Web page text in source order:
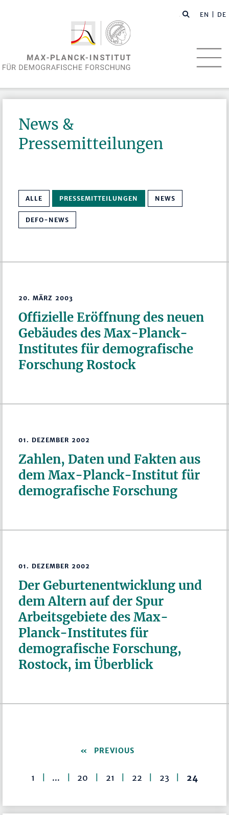
EN | DE
News &
Pressemitteilungen
ALLE PRESSEMITTEILUNGEN NEWS
DEFO-NEWS
20. MÄRZ 2003
Offizielle Eröffnung des neuen
Gebäudes des Max-Planck-
Institutes für demografische
Forschung Rostock
01. DEZEMBER 2002
Zahlen, Daten und Fakten aus
dem Max-Planck-Institut für
demografische Forschung
01. DEZEMBER 2002
Der Geburtenentwicklung und
dem Altern auf der Spur
Arbeitsgebiete des Max-
Planck-Institutes für
demografische Forschung,
Rostock, im Überblick
PREVIOUS
1 ... 20 21 22 23 24